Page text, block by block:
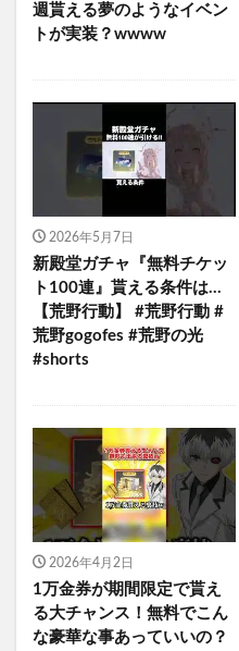
週貰える夢のようなイベン
トが実装？wwww
2026年5月7日
新殿堂ガチャ『無料チケッ
ト100連』貰える条件は…
【荒野行動】 #荒野行動 #
荒野gogofes #荒野の光
#shorts
2026年4月2日
1万金券が期間限定で貰え
る大チャンス！無料でこん
な豪華な事あっていいの？